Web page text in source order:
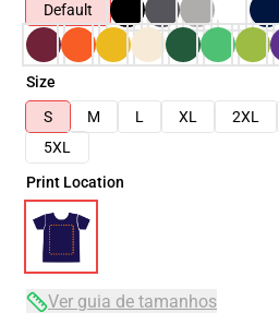
Default
Size
S
M L XL 2XL
5XL
Print Location
Ver guia de tamanhos